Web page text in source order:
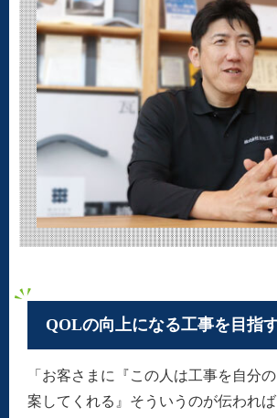
QOLの向上になる工事を目指
「お客さまに『この人は工事を自分
案してくれる』そういうのが伝われば